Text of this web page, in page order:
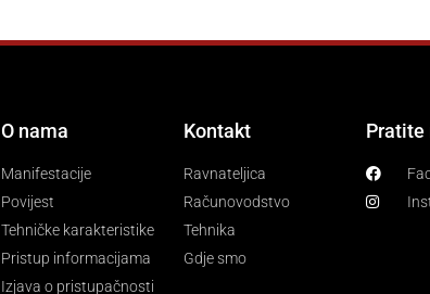
O nama
Manifestacije
Povijest
Tehničke karakteristike
Pristup informacijama
Izjava o pristupačnosti
Kontakt
Ravnateljica
Računovodstvo
Tehnika
Gdje smo
Pratite